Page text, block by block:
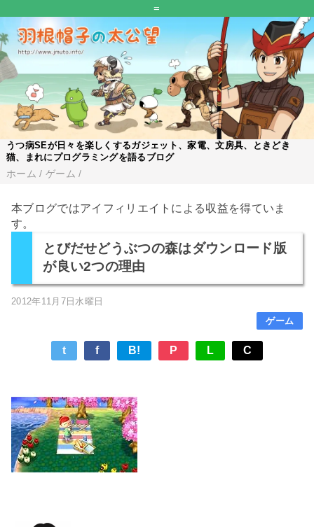
=
うつ病SEが日々を楽しくするガジェット、家電、文房具、ときどき
猫、まれにプログラミングを語るブログ
ホーム / ゲーム /
本ブログではアイフィリエイトによる収益を得ていま
す。
とびだせどうぶつの森はダウンロード版
が良い2つの理由
2012年11月7日水曜日
ゲーム
t f B! P L C